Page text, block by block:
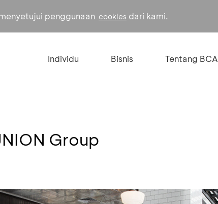
penggunaan cookies dari kami.
Individu Bisnis Tentang BCA
Group